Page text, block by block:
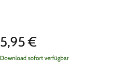
5,95 €
Download sofort verfügbar